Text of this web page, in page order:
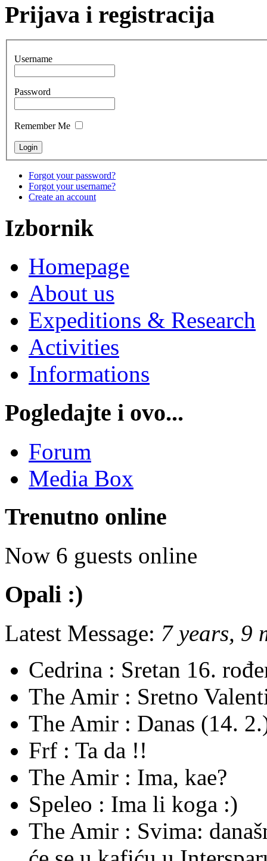
Prijava i registracija
Username
Password
Remember Me
Forgot your password?
Forgot your username?
Create an account
Izbornik
Homepage
About us
Expeditions & Research
Activities
Informations
Pogledajte i ovo...
Forum
Media Box
Trenutno online
Now 6 guests online
Opali :)
Latest Message: 7 years, 9
Cedrina : Sretan 16.
The Amir : Sretno
The Amir : Danas (14.
Frf : Ta da !!
The Amir : Ima, kae?
Speleo : Ima li koga :)
The Amir : Svima: